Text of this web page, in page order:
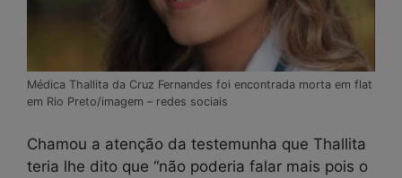
Médica Thallita da Cruz Fernandes foi encontrada morta em flat
em Rio Preto/imagem – redes sociais
Chamou a atenção da testemunha que Thallita
teria lhe dito que “não poderia falar mais pois o